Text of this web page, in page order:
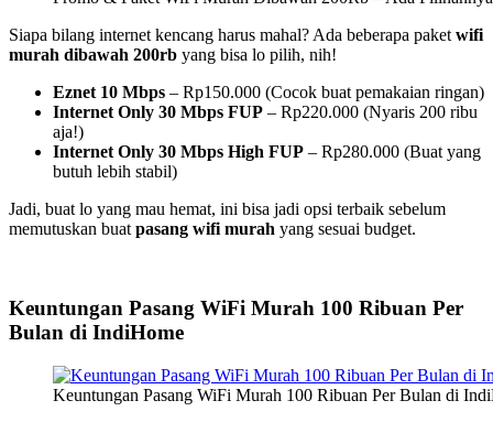
Siapa bilang internet kencang harus mahal? Ada beberapa paket wifi
murah dibawah 200rb yang bisa lo pilih, nih!
Eznet 10 Mbps – Rp150.000 (Cocok buat pemakaian ringan)
Internet Only 30 Mbps FUP – Rp220.000 (Nyaris 200 ribu
aja!)
Internet Only 30 Mbps High FUP – Rp280.000 (Buat yang
butuh lebih stabil)
Jadi, buat lo yang mau hemat, ini bisa jadi opsi terbaik sebelum
memutuskan buat pasang wifi murah yang sesuai budget.
Keuntungan Pasang WiFi Murah 100 Ribuan Per
Bulan di IndiHome
Keuntungan Pasang WiFi Murah 100 Ribuan Per Bulan di